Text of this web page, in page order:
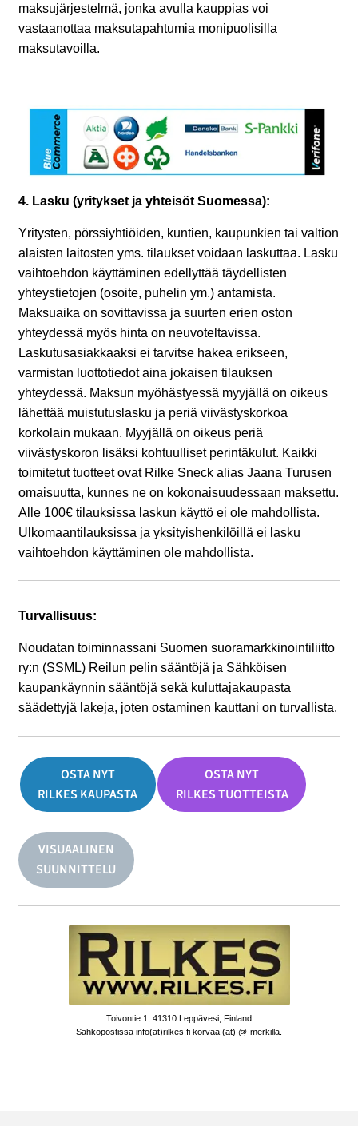
maksujärjestelmä, jonka avulla kauppias voi
vastaanottaa maksutapahtumia monipuolisilla
maksutavoilla.
4. Lasku (yritykset ja yhteisöt Suomessa):
Yritysten, pörssiyhtiöiden, kuntien, kaupunkien tai valtion
alaisten laitosten yms. tilaukset voidaan laskuttaa. Lasku
vaihtoehdon käyttäminen edellyttää täydellisten
yhteystietojen (osoite, puhelin ym.) antamista.
Maksuaika on sovittavissa ja suurten erien oston
yhteydessä myös hinta on neuvoteltavissa.
Laskutusasiakkaaksi ei tarvitse hakea erikseen,
varmistan luottotiedot aina jokaisen tilauksen
yhteydessä. Maksun myöhästyessä myyjällä on oikeus
lähettää muistutuslasku ja periä viivästyskorkoa
korkolain mukaan. Myyjällä on oikeus periä
viivästyskoron lisäksi kohtuulliset perintäkulut. Kaikki
toimitetut tuotteet ovat Rilke Sneck alias Jaana Turusen
omaisuutta, kunnes ne on kokonaisuudessaan maksettu.
Alle 100€ tilauksissa laskun käyttö ei ole mahdollista.
Ulkomaantilauksissa ja yksityishenkilöillä ei lasku
vaihtoehdon käyttäminen ole mahdollista.
Turvallisuus:
Noudatan toiminnassani Suomen suoramarkkinointiliitto
ry:n (SSML) Reilun pelin sääntöjä ja Sähköisen
kaupankäynnin sääntöjä sekä kuluttajakaupasta
säädettyjä lakeja, joten ostaminen kauttani on turvallista.
OSTA NYT
RILKES KAUPASTA
OSTA NYT
RILKES TUOTTEISTA
VISUAALINEN
SUUNNITTELU
Toivontie 1, 41310 Leppävesi, Finland
Sähköpostissa info(at)rilkes.fi korvaa (at) @-merkillä.